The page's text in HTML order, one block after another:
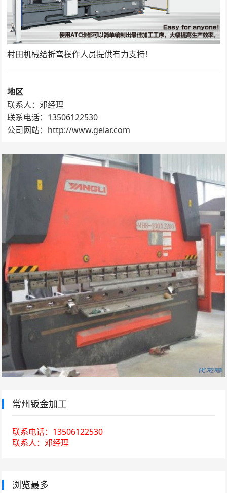
村田机械给折弯操作人员提供有力支持！
地区
联系人：邓经理
联系电话：13506122530
公司网站：http://www.geiar.com
常州钣金加工
联系电话：13506122530
联系人：邓经理
浏览最多